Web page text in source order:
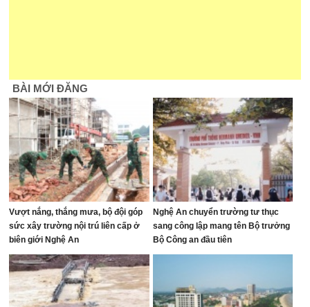
BÀI MỚI ĐĂNG
Vượt nắng, thắng mưa, bộ đội góp
sức xây trường nội trú liên cấp ở
biên giới Nghệ An
Nghệ An chuyển trường tư thục
sang công lập mang tên Bộ trưởng
Bộ Công an đầu tiên